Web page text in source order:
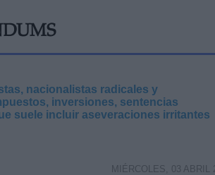
nacionalistas radicales y
inversiones, sentencias
suele incluir aseveraciones irritantes
MIÉRCOLES, 03 ABRIL